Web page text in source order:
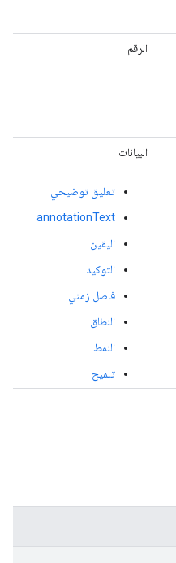
الرقم
البيانات
تعليق توضيحي
annotationText
اليقين
التوكيد
فاصل زمني
النطاق
النمط
تلميح